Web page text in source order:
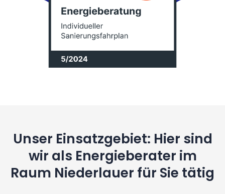
Unser Einsatzgebiet: Hier sind
wir als Energieberater im
Raum Niederlauer für Sie tätig